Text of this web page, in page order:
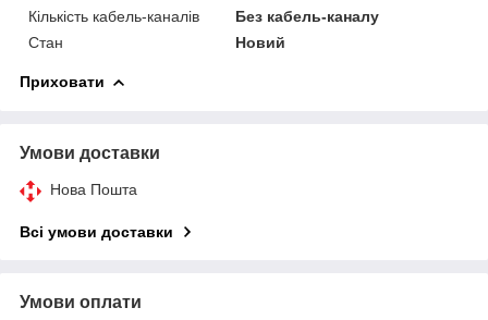
Кількість кабель-каналів
Без кабель-каналу
Стан
Новий
Приховати
Умови доставки
Нова Пошта
Всі умови доставки
Умови оплати